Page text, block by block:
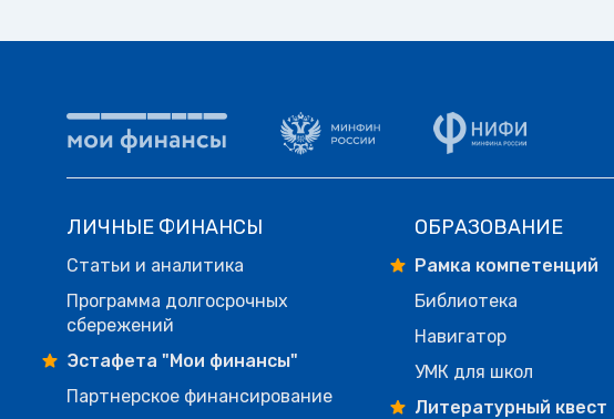
ЛИЧНЫЕ ФИНАНСЫ
Статьи и аналитика
Программа долгосрочных
сбережений
Эстафета "Мои финансы"
Партнерское финансирование
ОБРАЗОВАНИЕ
Рамка компетенций
Библиотека
Навигатор
УМК для школ
Литературный квест